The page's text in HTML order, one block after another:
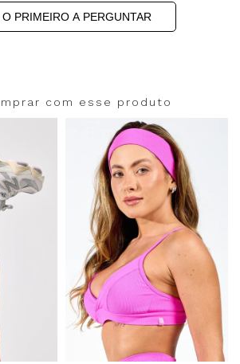
O PRIMEIRO A PERGUNTAR
com esse produto